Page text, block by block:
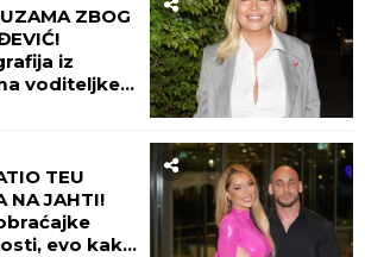
ZBOG
iz
voditeljke,
TEU
NA JAHTI!
evo kako